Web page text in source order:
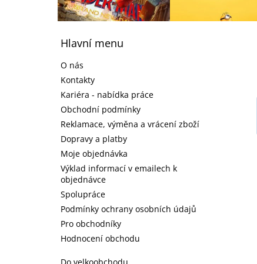
Hlavní menu
O nás
Kontakty
Kariéra - nabídka práce
Obchodní podmínky
Reklamace, výměna a vrácení zboží
Dopravy a platby
Moje objednávka
Výklad informací v emailech k
objednávce
Spolupráce
Podmínky ochrany osobních údajů
Pro obchodníky
Hodnocení obchodu